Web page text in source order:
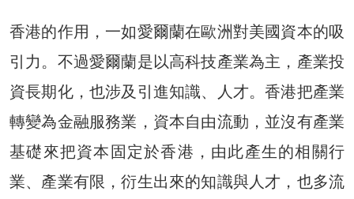
香港的作用，一如愛爾蘭在歐洲對美國資本的吸
引力。不過愛爾蘭是以高科技產業為主，產業投
資長期化，也涉及引進知識、人才。香港把產業
轉變為金融服務業，資本自由流動，並沒有產業
基礎來把資本固定於香港，由此產生的相關行
業、產業有限，衍生出來的知識與人才，也多流